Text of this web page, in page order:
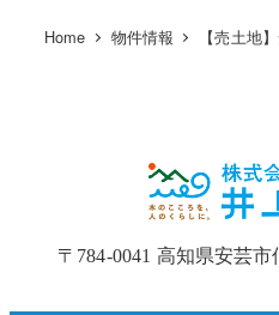
Home 物件情報 【売土地
〒784-0041 高知県安芸市